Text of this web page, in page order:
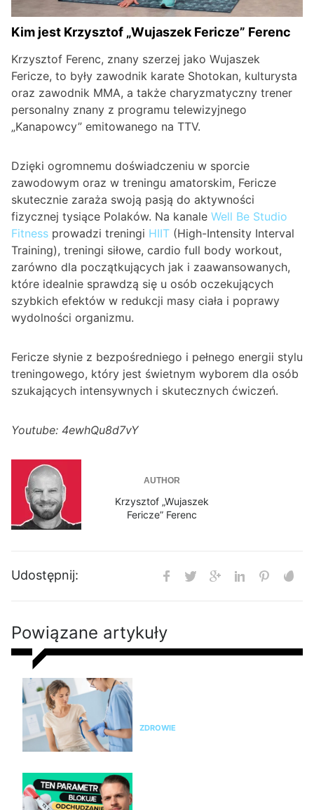
Kim jest Krzysztof „Wujaszek Fericze” Ferenc
Krzysztof Ferenc, znany szerzej jako Wujaszek
Fericze, to były zawodnik karate Shotokan, kulturysta
oraz zawodnik MMA, a także charyzmatyczny trener
personalny znany z programu telewizyjnego
„Kanapowcy” emitowanego na TTV.
Dzięki ogromnemu doświadczeniu w sporcie
zawodowym oraz w treningu amatorskim, Fericze
skutecznie zaraża swoją pasją do aktywności
fizycznej tysiące Polaków. Na kanale Well Be Studio
Fitness prowadzi treningi HIIT (High-Intensity Interval
Training), treningi siłowe, cardio full body workout,
zarówno dla początkujących jak i zaawansowanych,
które idealnie sprawdzą się u osób oczekujących
szybkich efektów w redukcji masy ciała i poprawy
wydolności organizmu.
Fericze słynie z bezpośredniego i pełnego energii stylu
treningowego, który jest świetnym wyborem dla osób
szukających intensywnych i skutecznych ćwiczeń.
Youtube: 4ewhQu8d7vY
Krzysztof „Wujaszek
Fericze” Ferenc
AUTHOR
Udostępnij:
Powiązane artykuły
ZDROWIE